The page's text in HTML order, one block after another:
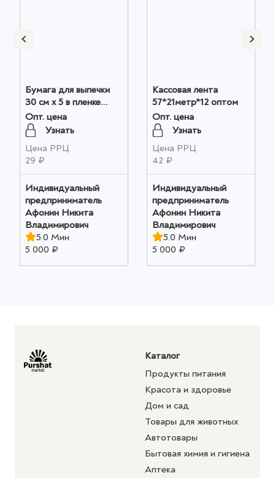
Бумага для выпечки
30 см х 5 в пленке
(1/60 шт.) 2 оптом
Опт. цена
Узнать
Цена РРЦ
29 ₽
Индивидуальный
предприниматель
Афонин Никита
Владимирович
5.0 Мин
5 000 ₽
Кассовая лента
57*21метр*12 оптом
Опт. цена
Узнать
Цена РРЦ
42 ₽
Индивидуальный
предприниматель
Афонин Никита
Владимирович
5.0 Мин
5 000 ₽
Каталог
Продукты питания
Красота и здоровье
Дом и сад
Товары для животных
Автотовары
Бытовая химия и гигиена
Аптека